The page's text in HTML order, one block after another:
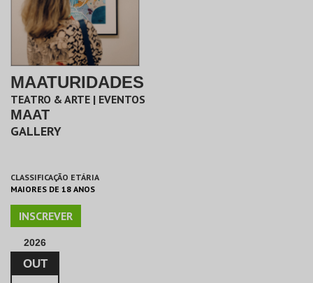
DESPORTO & AVENTURA
MAATURIDADES
TEATRO & ARTE | EVENTOS
MAAT
GALLERY
CLASSIFICAÇÃO ETÁRIA
MAIORES DE 18 ANOS
INSCREVER
2026
OUT